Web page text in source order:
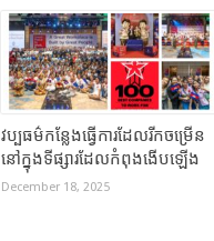
វប្បធម៌កន្លែងធ្វើការដែលរីកចម្រើន
នៅក្នុងទីផ្សារដែលកំពុងងើបឡើង
December 18, 2025